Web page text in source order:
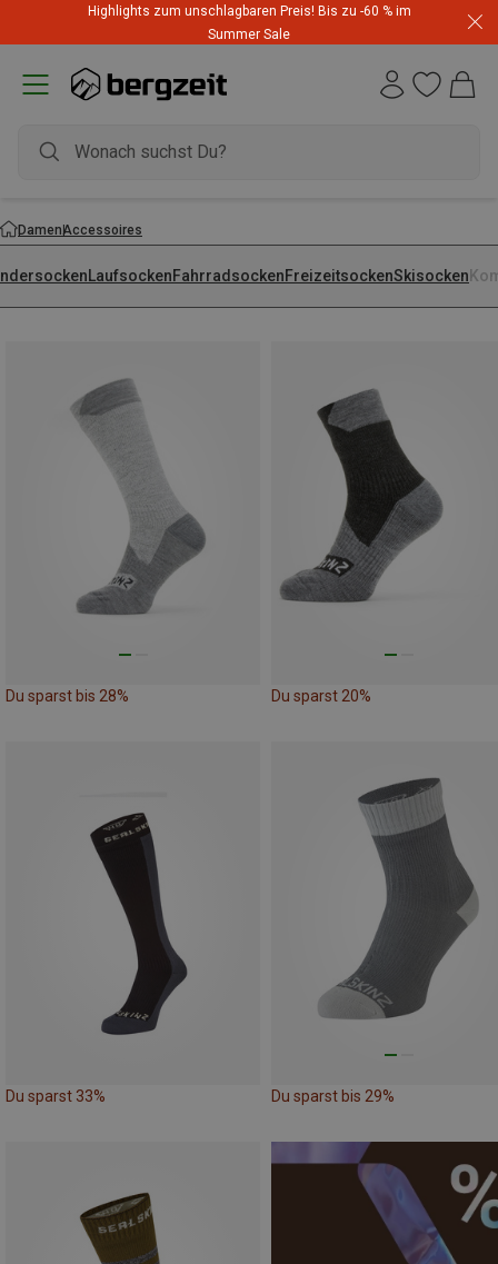
Highlights zum unschlagbaren Preis! Bis zu -60 % im
Summer Sale
DamenAccessoires
LaufsockenFahrradsockenFreizeitsockenSkisocken
Du sparst bis 28% Du sparst 20%
Du sparst 33% Du sparst bis 29%